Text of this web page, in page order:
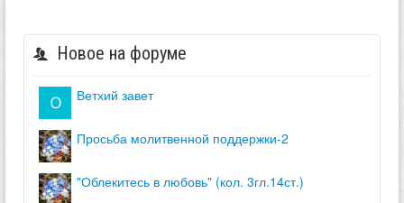
Новое на форуме
ветхий завет
просьба молитвенной поддержки-2
"облекитесь в любовь" (кол. 3гл.14ст.)